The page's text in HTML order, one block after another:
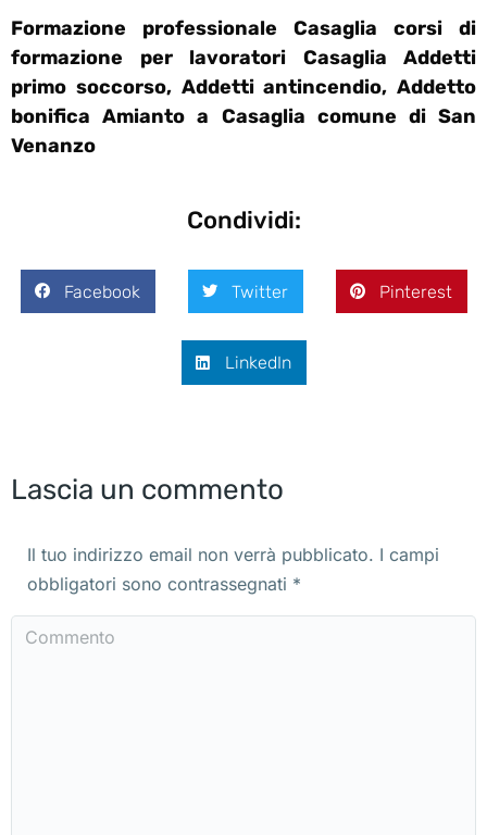
Formazione professionale Casaglia corsi di
formazione per lavoratori Casaglia Addetti
primo soccorso, Addetti antincendio, Addetto
bonifica Amianto a Casaglia comune di San
Venanzo
Condividi:
Facebook Twitter Pinterest
LinkedIn
Lascia un commento
Il tuo indirizzo email non verrà pubblicato. I campi
obbligatori sono contrassegnati *
Commento